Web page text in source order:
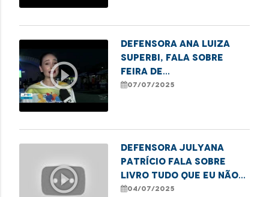
mulheres que cumprem
play_circle_outline
Defensora Ana Luiza
Superbi, fala sobre
feira de
empreendedorismo
07/07/2025
play_circle_outline
Defensora Julyana
Patrício fala sobre
livro Tudo Que Eu Não
Disse, do projeto
04/07/2025